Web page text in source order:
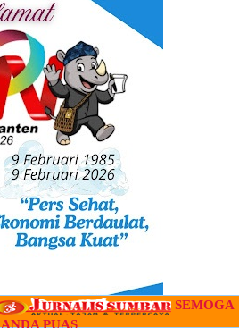
SEMOGA
ANDA PUAS